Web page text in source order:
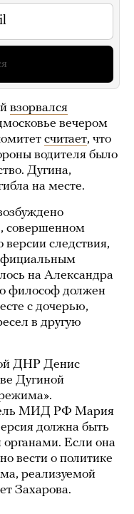
взорвался
вечером
считает, что
водителя было
Дугина,
на месте.
совершенном
следствия,
на Александра
философ должен
с дочерью,
в другую
ДНР Денис
Дугиной
МИД РФ Мария
должна быть
Если она
вести о политике
реализуемой
Захарова.